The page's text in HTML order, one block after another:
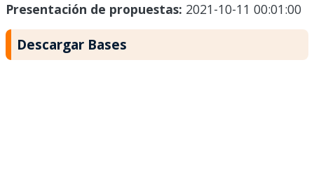
Presentación de propuestas: 2021-10-11 00:01:00
Descargar Bases